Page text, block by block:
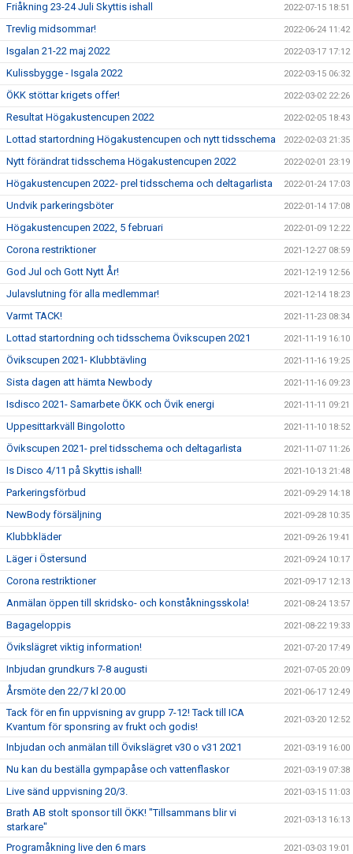
Friåkning 23-24 Juli Skyttis ishall 2022-07-15 18:51
Trevlig midsommar! 2022-06-24 11:42
Isgalan 21-22 maj 2022 2022-03-17 17:12
Kulissbygge - Isgala 2022 2022-03-15 06:32
ÖKK stöttar krigets offer! 2022-03-02 22:26
Resultat Högakustencupen 2022 2022-02-05 18:43
Lottad startordning Högakustencupen och nytt tidsschema 2022-02-03 21:35
Nytt förändrat tidsschema Högakustencupen 2022 2022-02-01 23:19
Högakustencupen 2022- prel tidsschema och deltagarlista 2022-01-24 17:03
Undvik parkeringsböter 2022-01-14 17:08
Högakustencupen 2022, 5 februari 2022-01-09 12:22
Corona restriktioner 2021-12-27 08:59
God Jul och Gott Nytt År! 2021-12-19 12:56
Julavslutning för alla medlemmar! 2021-12-14 18:23
Varmt TACK! 2021-11-23 08:34
Lottad startordning och tidsschema Övikscupen 2021 2021-11-19 16:10
Övikscupen 2021- Klubbtävling 2021-11-16 19:25
Sista dagen att hämta Newbody 2021-11-16 09:23
Isdisco 2021- Samarbete ÖKK och Övik energi 2021-11-11 09:21
Uppesittarkväll Bingolotto 2021-11-10 18:52
Övikscupen 2021- prel tidsschema och deltagarlista 2021-11-07 11:26
Is Disco 4/11 på Skyttis ishall! 2021-10-13 21:48
Parkeringsförbud 2021-09-29 14:18
NewBody försäljning 2021-09-28 10:35
Klubbkläder 2021-09-26 19:41
Läger i Östersund 2021-09-24 10:17
Corona restriktioner 2021-09-17 12:13
Anmälan öppen till skridsko- och konståkningsskola! 2021-08-24 13:57
Bagageloppis 2021-08-22 19:33
Övikslägret viktig information! 2021-07-20 17:49
Inbjudan grundkurs 7-8 augusti 2021-07-05 20:09
Årsmöte den 22/7 kl 20.00 2021-06-17 12:49
Tack för en fin uppvisning av grupp 7-12! Tack till ICA
Kvantum för sponsring av frukt och godis!
2021-03-20 12:52
Inbjudan och anmälan till Övikslägret v30 o v31 2021 2021-03-19 16:00
Nu kan du beställa gympapåse och vattenflaskor 2021-03-19 07:38
Live sänd uppvisning 20/3. 2021-03-15 11:03
Brath AB stolt sponsor till ÖKK! "Tillsammans blir vi
starkare"
2021-03-13 16:13
Programåkning live den 6 mars 2021-03-03 19:01